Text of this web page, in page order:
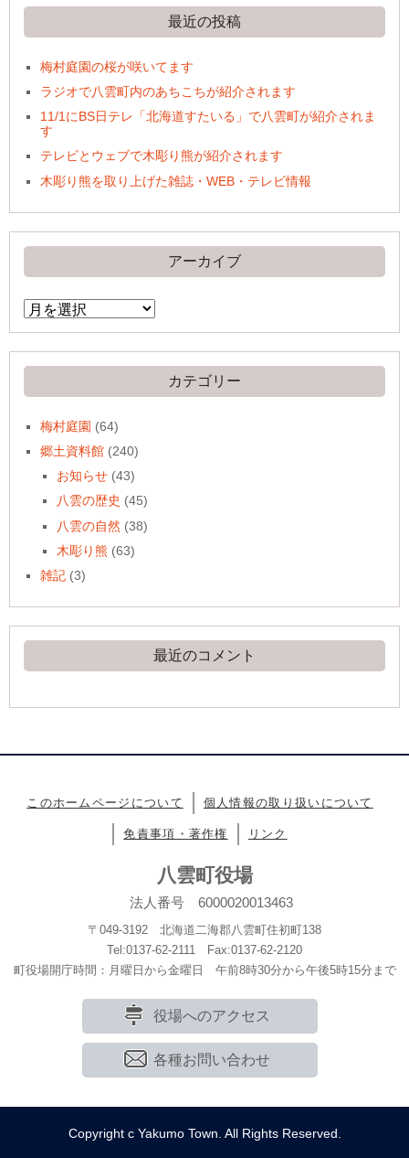
最近の投稿
梅村庭園の桜が咲いてます
ラジオで八雲町内のあちこちが紹介されます
11/1にBS日テレ「北海道すたいる」で八雲町が紹介されま
す
テレビとウェブで木彫り熊が紹介されます
木彫り熊を取り上げた雑誌・WEB・テレビ情報
アーカイブ
ア
ー
イ
ブ
カテゴリー
梅村庭園 (64)
郷土資料館 (240)
お知らせ (43)
八雲の歴史 (45)
八雲の自然 (38)
木彫り熊 (63)
雑記 (3)
最近のコメント
このホームページについて 個人情報の取り扱いについて
免責事項・著作権 リンク
八雲町役場
法人番号 6000020013463
〒049-3192 北海道二海郡八雲町住初町138
Tel:0137-62-2111 Fax:0137-62-2120
町役場開庁時間：月曜日から金曜日 午前8時30分から午後5時15分まで
役場へのアクセス
各種お問い合わせ
Copyright c Yakumo Town. All Rights Reserved.